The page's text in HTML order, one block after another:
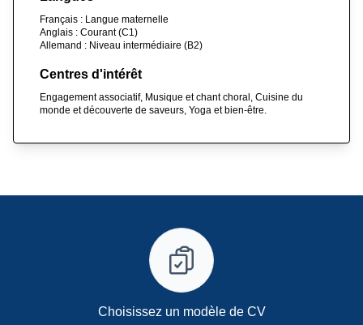
Français : Langue maternelle
Anglais : Courant (C1)
Allemand : Niveau intermédiaire (B2)
Centres d'intérêt
Engagement associatif, Musique et chant choral, Cuisine du
monde et découverte de saveurs, Yoga et bien-être.
Choisissez un modèle de CV